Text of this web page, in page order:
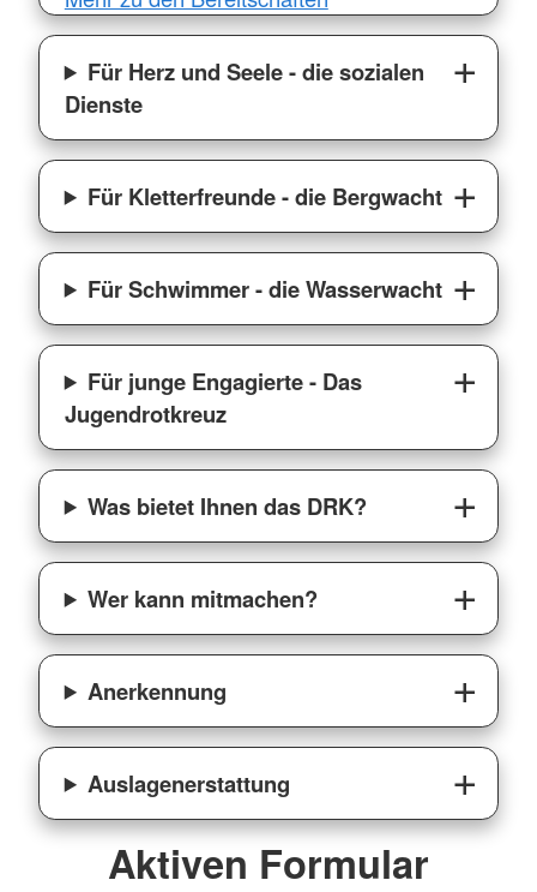
Für Herz und Seele - die sozialen
Dienste
Für Kletterfreunde - die Bergwacht
Für Schwimmer - die Wasserwacht
Für junge Engagierte - Das
Jugendrotkreuz
Was bietet Ihnen das DRK?
Wer kann mitmachen?
Anerkennung
Auslagenerstattung
Aktiven Formular